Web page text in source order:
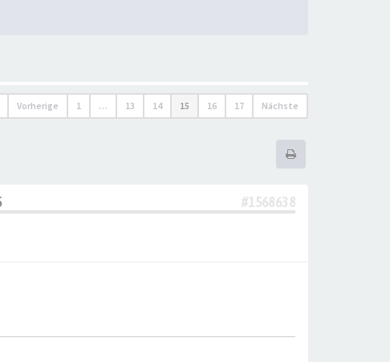
Vorherige 1 … 13 14 15 16 17 Nächste
#1568638